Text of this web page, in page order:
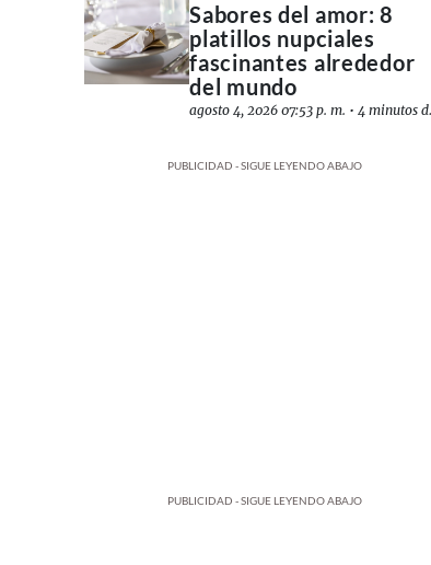
Sabores del amor: 8
platillos nupciales
fascinantes alrededor
del mundo
agosto 4, 2026 07:53 p. m. •4 minutos de lectura
PUBLICIDAD - SIGUE LEYENDO ABAJO
PUBLICIDAD - SIGUE LEYENDO ABAJO